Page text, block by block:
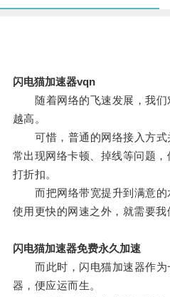
闪电猫加速器vqn
随着网络的飞速发展，我们
越高。
可惜，普通的网络接入方式
常出现网络卡顿、掉线等问题
打折扣。
而把网络带宽提升到满意的
使用更快的网速之外，就需要我
闪电猫加速器免费永久加速
而此时，闪电猫加速器作为
器，便应运而生。